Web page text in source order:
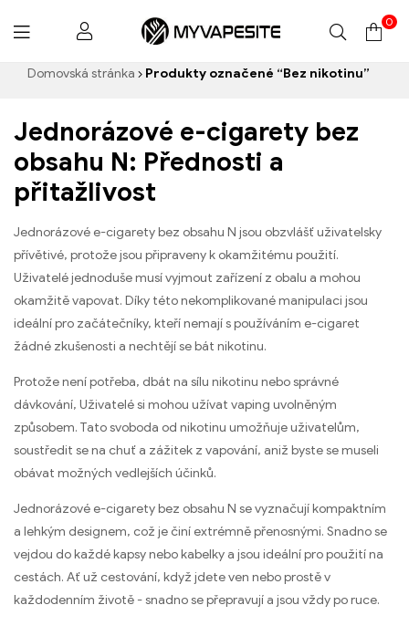
Myvapesite.de
0
Domovská stránka Produkty označené “Bez nikotinu”
Jednorázové e-cigarety bez
obsahu N: Přednosti a
přitažlivost
Jednorázové e-cigarety bez obsahu N jsou obzvlášť uživatelsky
přívětivé, protože jsou připraveny k okamžitému použití.
Uživatelé jednoduše musí vyjmout zařízení z obalu a mohou
okamžitě vapovat. Díky této nekomplikované manipulaci jsou
ideální pro začátečníky, kteří nemají s používáním e-cigaret
žádné zkušenosti a nechtějí se bát nikotinu.
Protože není potřeba, dbát na sílu nikotinu nebo správné
dávkování, Uživatelé si mohou užívat vaping uvolněným
způsobem. Tato svoboda od nikotinu umožňuje uživatelům,
soustředit se na chuť a zážitek z vapování, aniž byste se museli
obávat možných vedlejších účinků.
Jednorázové e-cigarety bez obsahu N se vyznačují kompaktním
a lehkým designem, což je činí extrémně přenosnými. Snadno se
vejdou do každé kapsy nebo kabelky a jsou ideální pro použití na
cestách. Ať už cestování, když jdete ven nebo prostě v
každodenním životě - snadno se přepravují a jsou vždy po ruce.